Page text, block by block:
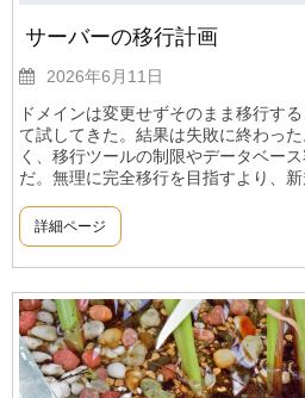
サーバーの移行計画
2026年6月11日
ドメインは変更せずそのまま移行す
て試してきた。結果は失敗に終わっ
く、移行ツールの制限やデータベー
だ。無理に完全移行を目指すより、
詳細ページ